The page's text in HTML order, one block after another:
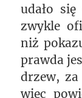
udało się
zwykle
niż
prawda
drzew,
więc